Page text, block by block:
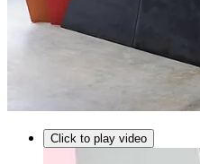
Click to play video